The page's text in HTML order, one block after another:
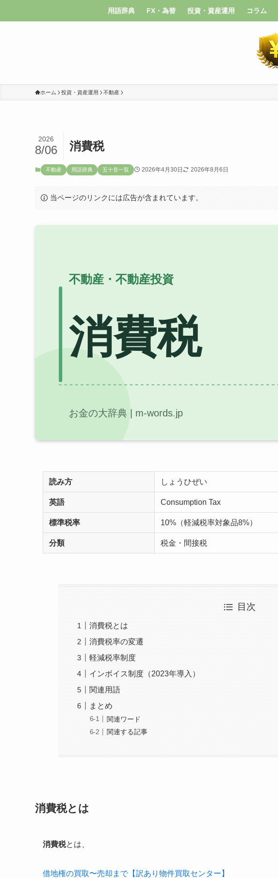
用語辞典 FX・為替 投資・資産運用 コラム
ホーム 投資・資産運用 不動産
消費税
2026
8/06
不動産 用語辞典 五十音一覧 2026年4月30日 2026年8月6日
当ページのリンクには広告が含まれています。
読み方 しょうひぜい
英語 Consumption Tax
標準税率 10%（軽減税率対象品8%）
分類 税金・間接税
目次
消費税とは
消費税率の変遷
軽減税率制度
インボイス制度（2023年導入）
関連用語
まとめ
関連ワード
関連する記事
消費税とは
消費税とは、
借地権の買取〜売却まで【訳あり物件買取センター】